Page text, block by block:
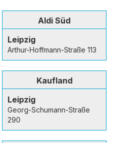
Aldi Süd
Leipzig
Arthur-Hoffmann-Straße 113
Kaufland
Leipzig
Georg-Schumann-Straße
290